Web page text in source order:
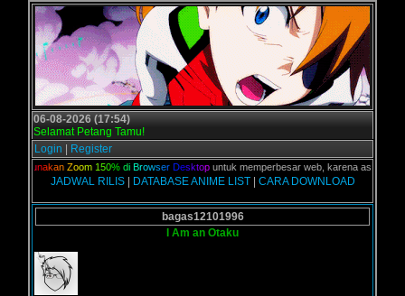
06-08-2026 (17:54)
Selamat Petang Tamu!
Login
Register
an Zoom 150% di Br owser Des ktopuntuk memperbesar web, karena aslinya web
JADWAL RILIS| DATABASE ANIME LIST| CARA DOWNLOAD
bagas12101996
I Am an Otaku